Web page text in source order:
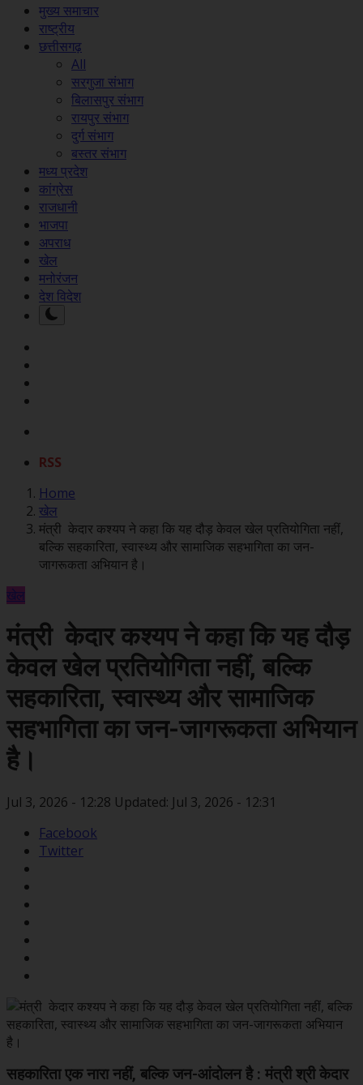
मुख्य समाचार
राष्ट्रीय
छत्तीसगढ़
All
सरगुजा संभाग
बिलासपुर संभाग
रायपुर संभाग
दुर्ग संभाग
बस्तर संभाग
मध्य प्रदेश
कांग्रेस
राजधानी
भाजपा
अपराध
खेल
मनोरंजन
देश विदेश
RSS
Home
खेल
मंत्री केदार कश्यप ने कहा कि यह दौड़ केवल खेल प्रतियोगिता नहीं,
बल्कि सहकारिता, स्वास्थ्य और सामाजिक सहभागिता का जन-
जागरूकता अभियान है।
खेल
मंत्री केदार कश्यप ने कहा कि यह दौड़
केवल खेल प्रतियोगिता नहीं, बल्कि
सहकारिता, स्वास्थ्य और सामाजिक
सहभागिता का जन-जागरूकता अभियान
है।
Jul 3, 2026 - 12:28 Updated: Jul 3, 2026 - 12:31
Facebook
Twitter
सहकारिता एक नारा नहीं, बल्कि जन-आंदोलन है : मंत्री श्री केदार